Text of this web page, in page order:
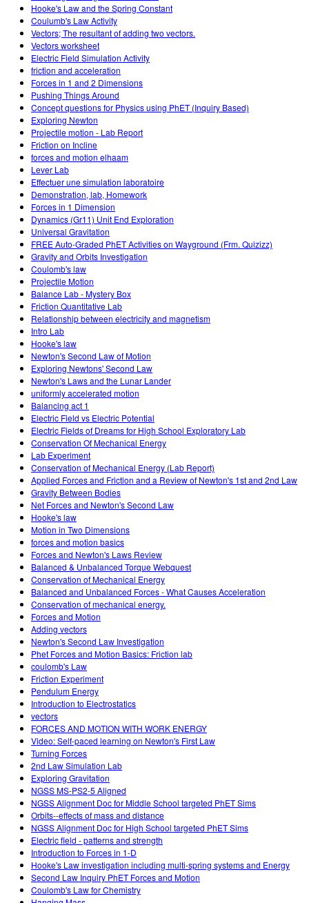
Hooke's Law and the Spring Constant
Coulumb's Law Activity
Vectors; The resultant of adding two vectors.
Vectors worksheet
Electric Field Simulation Activity
friction and acceleration
Forces in 1 and 2 Dimensions
Pushing Things Around
Concept questions for Physics using PhET (Inquiry Based)
Exploring Newton
Projectile motion - Lab Report
Friction on Incline
forces and motion elhaam
Lever Lab
Effectuer une simulation laboratoire
Demonstration, lab, Homework
Forces in 1 Dimension
Dynamics (Gr11) Unit End Exploration
Universal Gravitation
FREE Auto-Graded PhET Activities on Wayground (Frm. Quizizz)
Gravity and Orbits Investigation
Coulomb's law
Projectile Motion
Balance Lab - Mystery Box
Friction Quantitative Lab
Relationship between electricity and magnetism
Intro Lab
Hooke's law
Newton's Second Law of Motion
Exploring Newtons' Second Law
Newton's Laws and the Lunar Lander
uniformly accelerated motion
Balancing act 1
Electric Field vs Electric Potential
Electric Fields of Dreams for High School Exploratory Lab
Conservation Of Mechanical Energy
Lab Experiment
Conservation of Mechanical Energy (Lab Report)
Applied Forces and Friction and a Review of Newton's 1st and 2nd Law
Gravity Between Bodies
Net Forces and Newton's Second Law
Hooke's law
Motion in Two Dimensions
forces and motion basics
Forces and Newton's Laws Review
Balanced & Unbalanced Torque Webquest
Conservation of Mechanical Energy
Balanced and Unbalanced Forces - What Causes Acceleration
Conservation of mechanical energy.
Forces and Motion
Adding vectors
Newton's Second Law Investigation
Phet Forces and Motion Basics: Friction lab
coulomb's Law
Friction Experiment
Pendulum Energy
Introduction to Electrostatics
vectors
FORCES AND MOTION WITH WORK ENERGY
Video: Self-paced learning on Newton's First Law
Turning Forces
2nd Law Simulation Lab
Exploring Gravitation
NGSS MS-PS2-5 Aligned
NGSS Alignment Doc for Middle School targeted PhET Sims
Orbits--effects of mass and distance
NGSS Alignment Doc for High School targeted PhET Sims
Electric field - patterns and strength
Introduction to Forces in 1-D
Hooke's Law investigation including multi-spring systems and Energy
Second Law Inquiry PhET Forces and Motion
Coulomb's Law for Chemistry